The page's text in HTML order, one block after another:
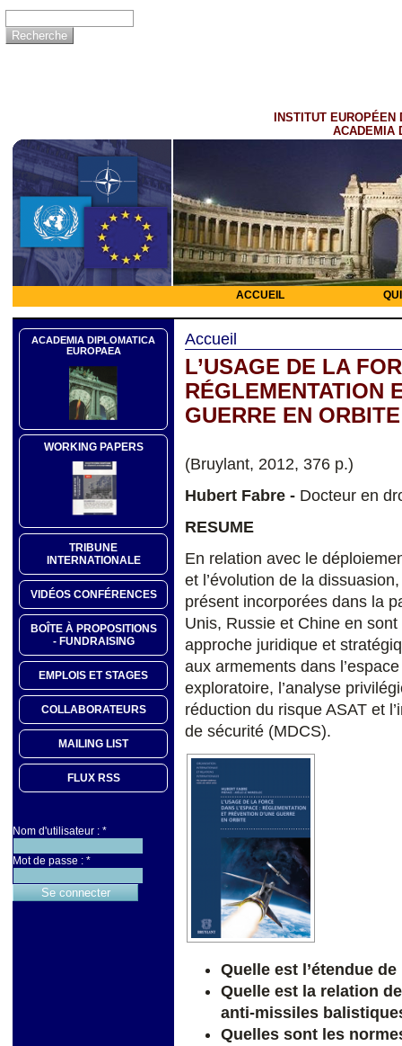
INSTITUT EUROPÉEN
ACADEMIA
ACCUEIL
ACADEMIA DIPLOMATICA
EUROPAEA
WORKING PAPERS
TRIBUNE
INTERNATIONALE
VIDÉOS CONFÉRENCES
BOÎTE À PROPOSITIONS
- FUNDRAISING
EMPLOIS ET STAGES
COLLABORATEURS
MAILING LIST
FLUX RSS
Nom d'utilisateur : *
Mot de passe : *
Accueil
L’USAGE DE LA
RÉGLEMENTATION
GUERRE EN ORBITE
(Bruylant, 2012, 376 p.)
Hubert Fabre - Docteur en
RESUME
En relation avec le
et l’évolution de la
présent incorporées dans la
Unis, Russie et Chine en
approche juridique et
aux armements dans
exploratoire, l’analyse
réduction du risque ASAT et
de sécurité (MDCS).
Quelle est l’étendue
Quelle est la relation
anti-missiles
Quelles sont les